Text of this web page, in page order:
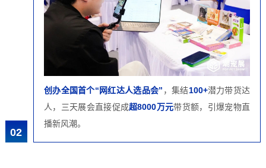
02
创办全国首个“网红达人选品会” ，集结100+潜力带货达
人，三天展会直接促成超8000万元带货额，引爆宠物直
播新风潮。